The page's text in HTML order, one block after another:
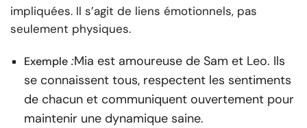
impliquées. Il s’agit de liens émotionnels, pas
seulement physiques.
Exemple :Mia est amoureuse de Sam et Leo. Ils
se connaissent tous, respectent les sentiments
de chacun et communiquent ouvertement pour
maintenir une dynamique saine.